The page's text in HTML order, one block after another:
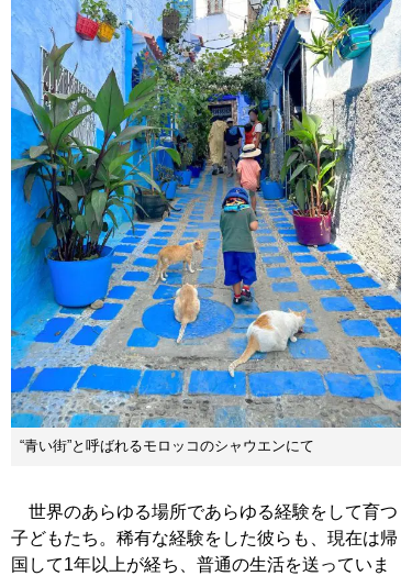
“青い街”と呼ばれるモロッコのシャウエンにて
世界のあらゆる場所であらゆる経験をして育つ
子どもたち。稀有な経験をした彼らも、現在は帰
国して1年以上が経ち、普通の生活を送っていま